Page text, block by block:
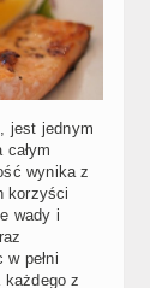
jest jednym
wynika z
korzyści
wady i
pełni
z